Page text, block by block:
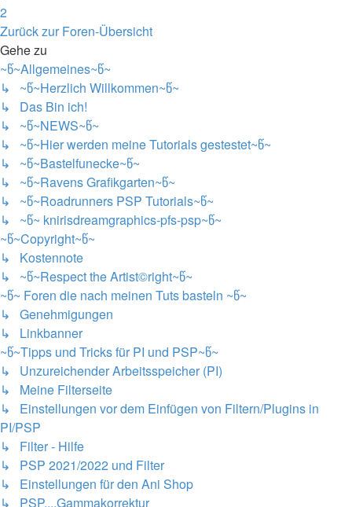
2
Nächste
Zurück zur Foren-Übersicht
Gehe zu
~წ~Allgemeines~წ~
↳ ~წ~Herzlich Willkommen~წ~
↳ Das Bin ich!
↳ ~წ~NEWS~წ~
↳ ~წ~Hier werden meine Tutorials gestestet~წ~
↳ ~წ~Bastelfunecke~წ~
↳ ~წ~Ravens Grafikgarten~წ~
↳ ~წ~Roadrunners PSP Tutorials~წ~
↳ ~წ~ knirisdreamgraphics-pfs-psp~წ~
~წ~Copyright~წ~
↳ Kostennote
↳ ~წ~Respect the Artist©right~წ~
~წ~ Foren die nach meinen Tuts basteln ~წ~
↳ Genehmigungen
↳ Linkbanner
~წ~Tipps und Tricks für PI und PSP~წ~
↳ Unzureichender Arbeitsspeicher (PI)
↳ Meine Filterseite
↳ Einstellungen vor dem Einfügen von Filtern/Plugins in
PI/PSP
↳ Filter - Hilfe
↳ PSP 2021/2022 und Filter
↳ Einstellungen für den Ani Shop
↳ PSP....Gammakorrektur